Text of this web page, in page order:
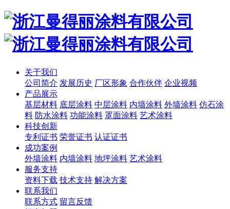
关于我们
公司简介 发展历史 厂区形象 合作伙伴 企业视频
产品展示
基层材料 底层涂料 中层涂料 内墙涂料 外墙涂料 仿石涂
料 防水涂料 功能涂料 罩面涂料 艺术涂料
科技创新
专利证书 荣誉证书 认证证书
成功案例
外墙涂料 内墙涂料 地坪涂料 艺术涂料
服务支持
资料下载 技术支持 解决方案
联系我们
联系方式 留言反馈